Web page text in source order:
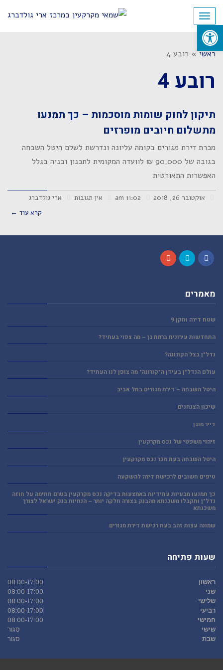
פתח סרגל נגישות
לתוכן
תפריט
ראשי » רובע 4
רובע 4
תיקון לחוק שומות מוסכמות – כך תמנעו
מתשלום חיובים מופרזים
מכרת דירת מגורים בקומה עליונה ונדרשת לשלם היטל השבחה
בגובה של 90,000 ₪ לוועדה המקומית לתכנון ובניה בגלל
האפשרות התאורטית
אוקטובר 26, 2018 אין תגובות
ארי גולדברג
קרא עוד ←
מאמרים
שטח דירה ותקן 9
התחדשות עירונית ברמת גן – מה צפוי בעתיד?
נדל"ן בצל הקורונה?
עולם הנדל"ן בעידן ה"קורונה" מה צופן לנו העתיד?
היטל השבחה – דירת מגורים בתל אביב
שיכון הצנחנים
דייר מוגן
זיהוי משפטי של נכס מקרקעין
היטל השבחה בעת מכר נכס מקרקעין
טיפים חשובים לרכישת דירה להשקעה
כך תמנעו מבעיות עתידיות באמצעות בדיקה נכס מקרקעין בטרם חתימה על חוזה
נדל"ן ותקבלו משכנתא מהבנק בצורה חלקה יותר – הנחיות בנק ישראל לצורך
משכנתא
שמונה עצות זהב בעת רכישת דירת מגורים
שעות פתיחה
ראשון
08:00-17:00
שני
08:00-17:00
שלישי
08:00-17:00
רביעי
08:00-17:00
חמישי
08:00-17:00
שישי
סגור
שבת
סגור